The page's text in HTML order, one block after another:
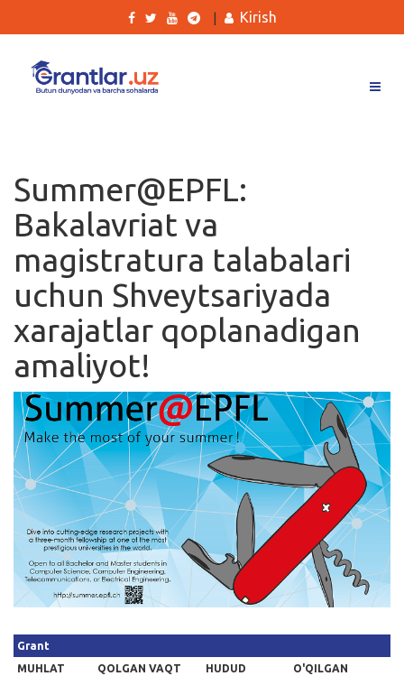
Ishlar
Kurslar
Blog
Yana
Qidirish
Kirish
Kirish
Summer@EPFL:
Bakalavriat va
magistratura talabalari
uchun Shveytsariyada
xarajatlar qoplanadigan
amaliyot!
Grant
MUHLAT
QOLGAN VAQT
HUDUD
O'QILGAN